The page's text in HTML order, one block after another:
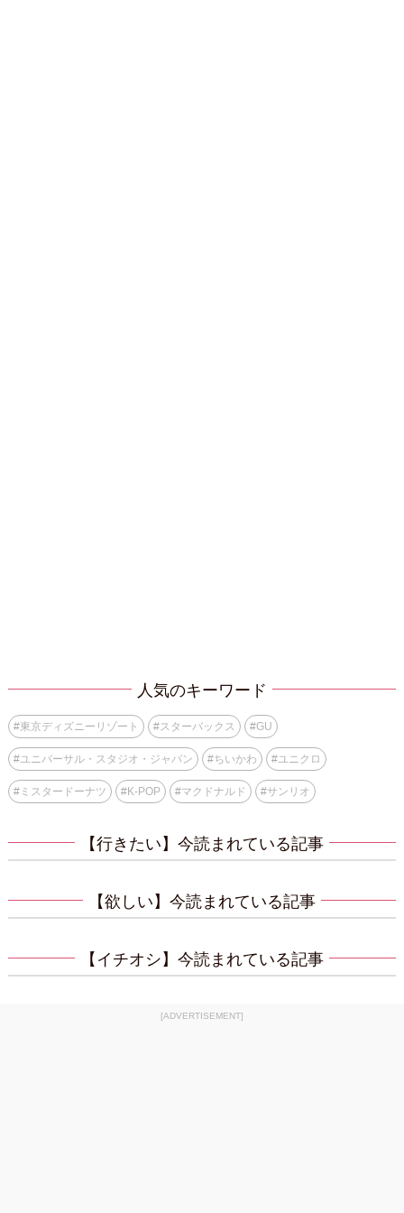
人気のキーワード
#東京ディズニーリゾート #スターバックス #GU
#ユニバーサル・スタジオ・ジャパン #ちいかわ #ユニクロ
#ミスタードーナツ #K-POP #マクドナルド #サンリオ
【行きたい】今読まれている記事
【欲しい】今読まれている記事
【イチオシ】今読まれている記事
[ADVERTISEMENT]